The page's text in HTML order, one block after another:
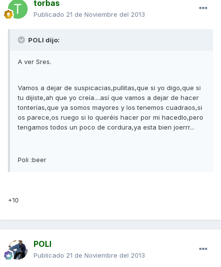
torbas
Publicado 21 de Noviembre del 2013
POLI dijo:
A ver Sres.
Vamos a dejar de suspicacias,pullitas,que si yo digo,que si
tu dijiste,ah que yo creía....así que vamos a dejar de hacer
tonterías,que ya somos mayores y los tenemos cuadraos,si
os parece,os ruego si lo queréis hacer por mi hacedlo,pero
tengamos todos un poco de cordura,ya esta bien joerrr...
Poli :beer
+10
POLI
Publicado 21 de Noviembre del 2013